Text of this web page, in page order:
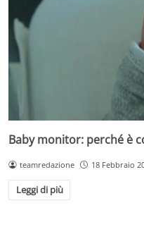
Baby monitor: perché è
teamredazione 18 Febbraio
Leggi di più